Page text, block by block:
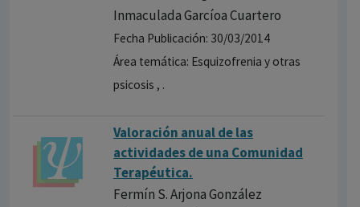
Inmaculada Garcíoa Cuartero
Fecha Publicación: 30/03/2014
Área temática: Esquizofrenia y otras
psicosis , .
Valoración anual de las
actividade​s de una Comunidad
Terapéutic​a.
Fermín S. Arjona González